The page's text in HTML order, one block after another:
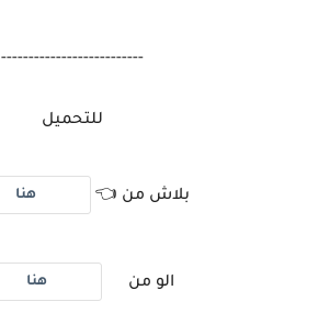
--------------------------
للتحميل
بلاش من 👈 هنا
الو من هنا